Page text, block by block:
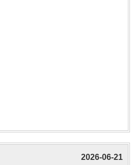
2026-06-21